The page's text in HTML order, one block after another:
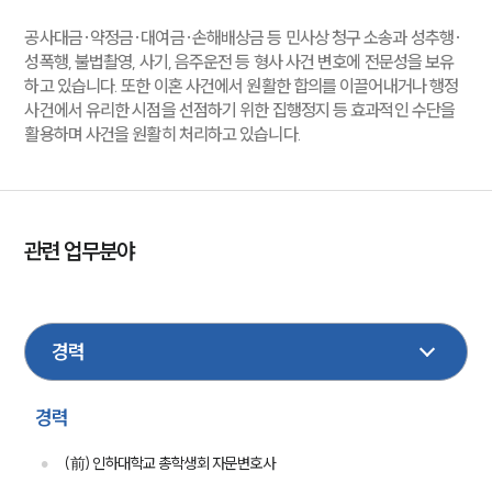
공사대금·약정금·대여금·손해배상금 등 민사상 청구 소송과 성추행·
성폭행, 불법촬영, 사기, 음주운전 등 형사 사건 변호에 전문성을 보유
하고 있습니다. 또한 이혼 사건에서 원활한 합의를 이끌어내거나 행정
사건에서 유리한 시점을 선점하기 위한 집행정지 등 효과적인 수단을
활용하며 사건을 원활히 처리하고 있습니다.
관련 업무분야
행정
가사
경력
(前) 인하대학교 총학생회 자문변호사